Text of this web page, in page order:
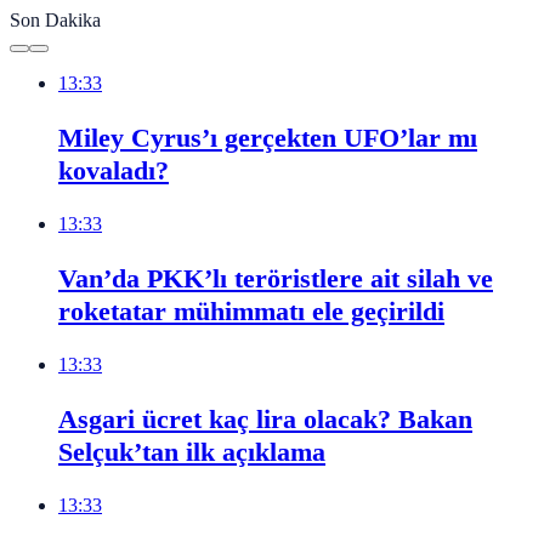
Son Dakika
13:33
Miley Cyrus’ı gerçekten UFO’lar mı
kovaladı?
13:33
Van’da PKK’lı teröristlere ait silah ve
roketatar mühimmatı ele geçirildi
13:33
Asgari ücret kaç lira olacak? Bakan
Selçuk’tan ilk açıklama
13:33